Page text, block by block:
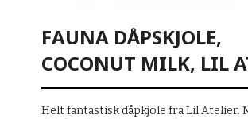
FAUNA DÅPSKJOLE,
COCONUT MILK, LIL
Helt fantastisk dåpkjole fra Lil Atelier.